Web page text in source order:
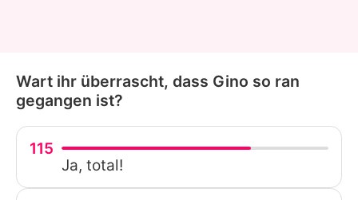
Wart ihr überrascht, dass Gino so ran
gegangen ist?
115
Ja, total!